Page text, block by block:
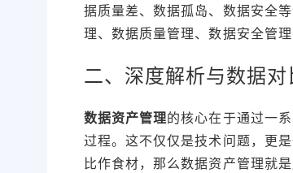
据质量差、数据孤岛、数据安全
理、数据质量管理、数据安全管
二、深度解析与数据对
数据资产管理的核心在于通过一
过程。这不仅仅是技术问题，更
比作食材，那么数据资产管理就